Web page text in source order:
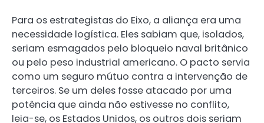
Para os estrategistas do Eixo, a aliança era uma
necessidade logística. Eles sabiam que, isolados,
seriam esmagados pelo bloqueio naval britânico
ou pelo peso industrial americano. O pacto servia
como um seguro mútuo contra a intervenção de
terceiros. Se um deles fosse atacado por uma
potência que ainda não estivesse no conflito,
leia-se, os Estados Unidos, os outros dois seriam